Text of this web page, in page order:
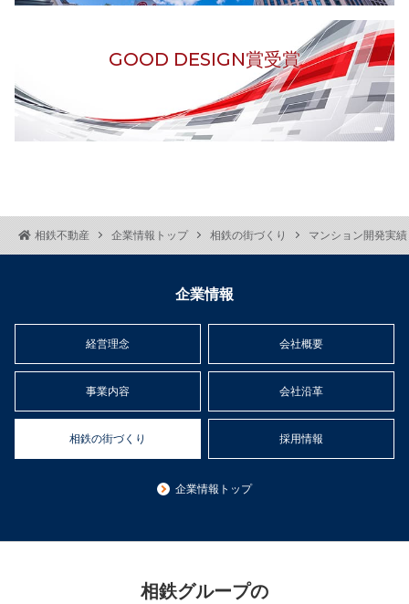
相鉄不動産 企業情報トップ 相鉄の街づくり マンション開発実績
GOOD DESIGN賞受賞
企業情報
企業情報トップ
経営理念 会社概要
事業内容 会社沿革
相鉄の街づくり 採用情報
相鉄グループの